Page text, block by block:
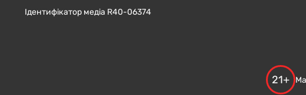
Ідентифікатор медіа R40-06374
21+